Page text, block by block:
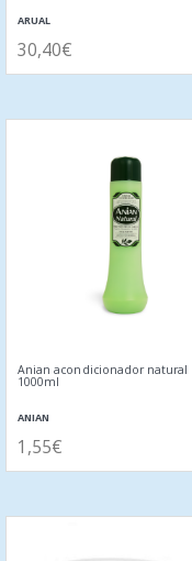
ARUAL
30,40€
Anian acondicionador natural
1000ml
ANIAN
1,55€